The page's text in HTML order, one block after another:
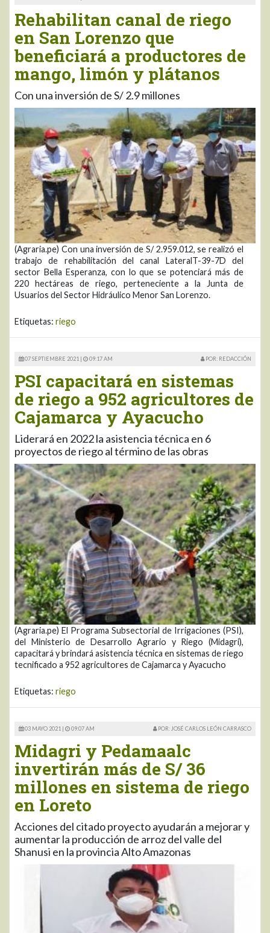
Rehabilitan canal de riego
en San Lorenzo que
beneficiará a productores de
mango, limón y plátanos
Con una inversión de S/ 2.9 millones
(Agraria.pe) Con una inversión de S/ 2.959.012, se realizó el
trabajo de rehabilitación del canal LateralT-39-7D del
sector Bella Esperanza, con lo que se potenciará más de
220 hectáreas de riego, perteneciente a la Junta de
Usuarios del Sector Hidráulico Menor San Lorenzo.
Etiquetas: riego
07 SEPTIEMBRE 2021 | 09:17 AM POR: REDACCIÓN
PSI capacitará en sistemas
de riego a 952 agricultores de
Cajamarca y Ayacucho
Liderará en 2022 la asistencia técnica en 6
proyectos de riego al término de las obras
(Agraria.pe) El Programa Subsectorial de Irrigaciones (PSI),
del Ministerio de Desarrollo Agrario y Riego (Midagri),
capacitará y brindará asistencia técnica en sistemas de riego
tecnificado a 952 agricultores de Cajamarca y Ayacucho
Etiquetas: riego
03 MAYO 2021 | 09:07 AM POR: JOSÉ CARLOS LEÓN CARRASCO
Midagri y Pedamaalc
invertirán más de S/ 36
millones en sistema de riego
en Loreto
Acciones del citado proyecto ayudarán a mejorar y
aumentar la producción de arroz del valle del
Shanusi en la provincia Alto Amazonas